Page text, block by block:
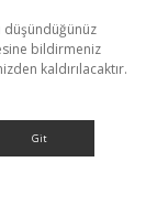
düşündüğünüz
bildirmeniz
kaldırılacaktır.